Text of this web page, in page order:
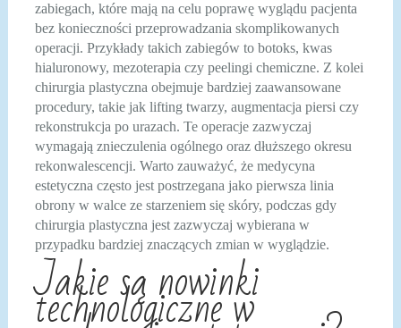
zabiegach, które mają na celu poprawę wyglądu pacjenta
bez konieczności przeprowadzania skomplikowanych
operacji. Przykłady takich zabiegów to botoks, kwas
hialuronowy, mezoterapia czy peelingi chemiczne. Z kolei
chirurgia plastyczna obejmuje bardziej zaawansowane
procedury, takie jak lifting twarzy, augmentacja piersi czy
rekonstrukcja po urazach. Te operacje zazwyczaj
wymagają znieczulenia ogólnego oraz dłuższego okresu
rekonwalescencji. Warto zauważyć, że medycyna
estetyczna często jest postrzegana jako pierwsza linia
obrony w walce ze starzeniem się skóry, podczas gdy
chirurgia plastyczna jest zazwyczaj wybierana w
przypadku bardziej znaczących zmian w wyglądzie.
Jakie są nowinki
technologiczne w